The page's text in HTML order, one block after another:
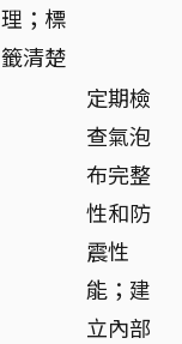
理；標
籤清楚
定期檢
查氣泡
布完整
性和防
震性
能；建
立內部